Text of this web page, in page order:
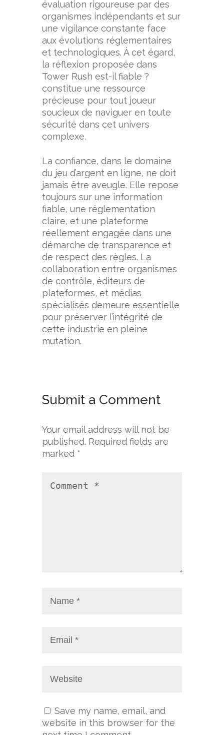
évaluation rigoureuse par des
organismes indépendants et sur
une vigilance constante face
aux évolutions réglementaires
et technologiques. À cet égard,
la réflexion proposée dans
Tower Rush est-il fiable ?
constitue une ressource
précieuse pour tout joueur
soucieux de naviguer en toute
sécurité dans cet univers
complexe.
La confiance, dans le domaine
du jeu d’argent en ligne, ne doit
jamais être aveugle. Elle repose
toujours sur une information
fiable, une réglementation
claire, et une plateforme
réellement engagée dans une
démarche de transparence et
de respect des règles. La
collaboration entre organismes
de contrôle, éditeurs de
plateformes, et médias
spécialisés demeure essentielle
pour préserver l’intégrité de
cette industrie en pleine
mutation.
Submit a Comment
Your email address will not be
published. Required fields are
marked *
Save my name, email, and
website in this browser for the